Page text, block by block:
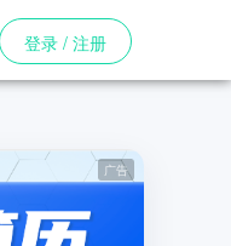
登录 / 注册